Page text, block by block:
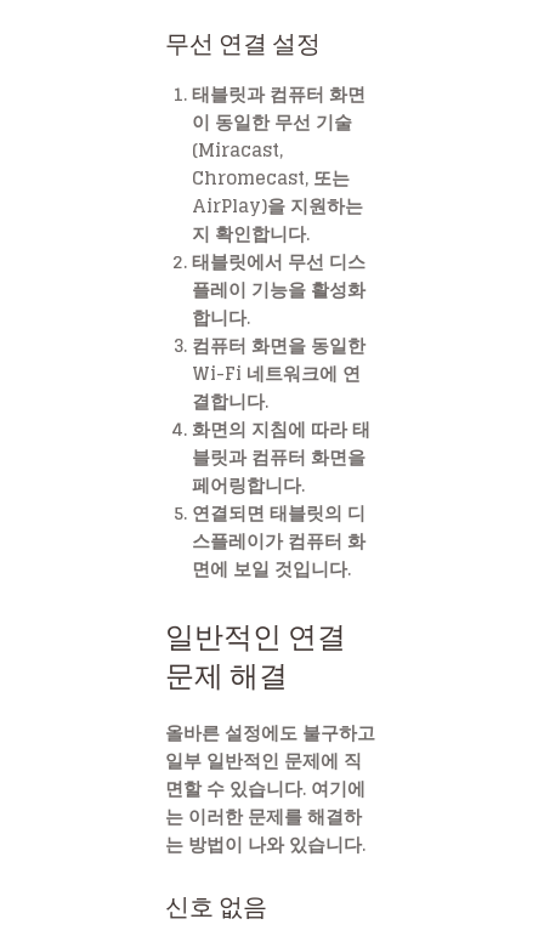
무선 연결 설정
태블릿과 컴퓨터 화면
이 동일한 무선 기술
(Miracast,
Chromecast, 또는
AirPlay)을 지원하는
지 확인합니다.
태블릿에서 무선 디스
플레이 기능을 활성화
합니다.
컴퓨터 화면을 동일한
Wi-Fi 네트워크에 연
결합니다.
화면의 지침에 따라 태
블릿과 컴퓨터 화면을
페어링합니다.
연결되면 태블릿의 디
스플레이가 컴퓨터 화
면에 보일 것입니다.
일반적인 연결
문제 해결
올바른 설정에도 불구하고
일부 일반적인 문제에 직
면할 수 있습니다. 여기에
는 이러한 문제를 해결하
는 방법이 나와 있습니다.
신호 없음